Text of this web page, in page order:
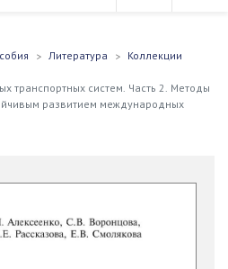
Литература
Коллекции
транспортных систем. Часть 2. Методы
развитием международных